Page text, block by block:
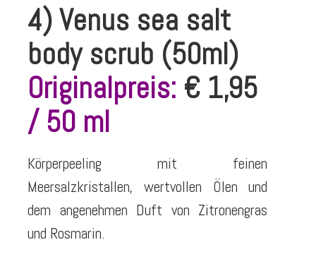
4) Venus sea salt
body scrub (50ml)
Originalpreis: € 1,95
/ 50 ml
Körperpeeling mit feinen
Meersalzkristallen, wertvollen Ölen und
dem angenehmen Duft von Zitronengras
und Rosmarin.